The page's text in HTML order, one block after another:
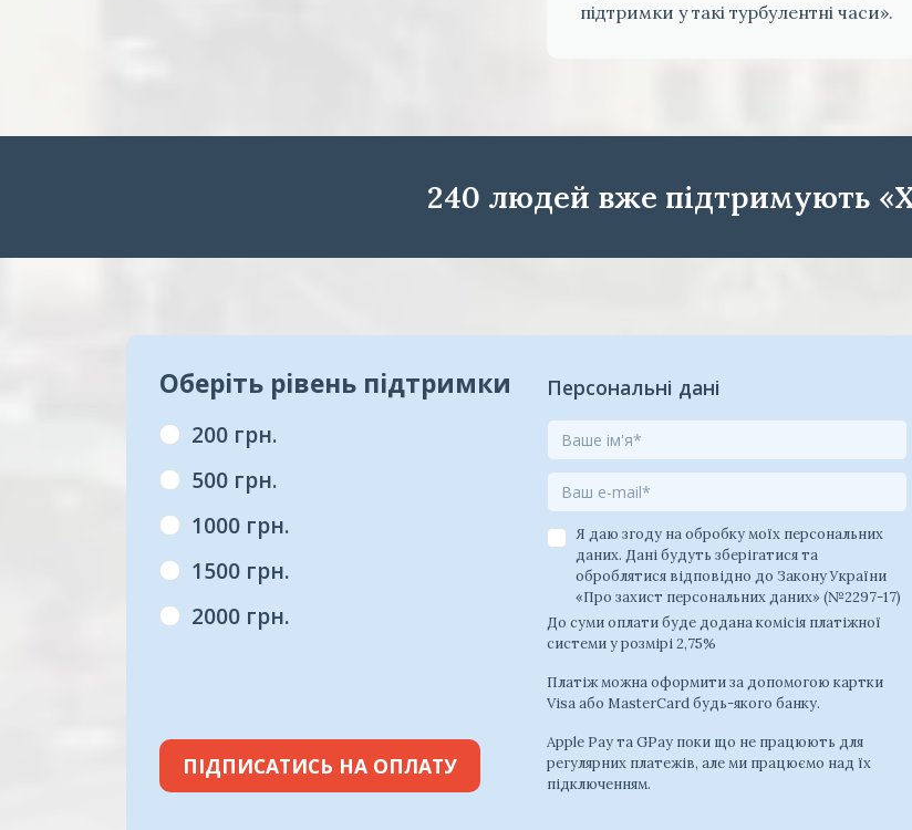
підтримки у такі турбулентні часи».
240 людей вже підтримують
Оберіть рівень підтримки
200 грн.
500 грн.
1000 грн.
1500 грн.
2000 грн.
Персональні дані
Я даю згоду на обробку моїх персональних
даних. Дані будуть зберігатися та
оброблятися відповідно до Закону України
«Про захист персональних даних» (№2297-17)
До суми оплати буде додана комісія платіжної
системи у розмірі 2,75%
Платіж можна оформити за допомогою картки
Visa або MasterCard будь-якого банку.
Apple Pay та GPay поки що не працюють для
регулярних платежів, але ми працюємо над їх
підключенням.
ПІДПИСАТИСЬ НА ОПЛАТУ